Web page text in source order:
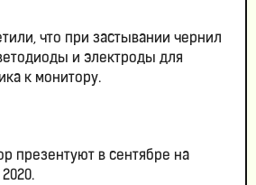
что при застывании чернил
и электроды для
к монитору.
презентуют в сентябре на